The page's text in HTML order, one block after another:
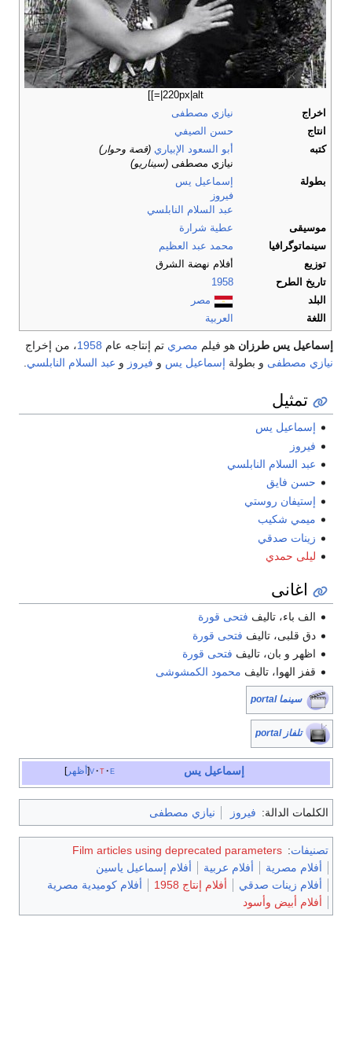
|220px|alt=]]
اخراج
نيازي مصطفى
انتاج
حسن الصيفي
كتبه
أبو السعود الإبياري (قصة وحوار)
نيازي مصطفى (سيناريو)
بطولة
إسماعيل يس
فيروز
عبد السلام النابلسي
موسيقى
عطية شرارة
سينماتوگرافيا
محمد عبد العظيم
توزيع
أفلام نهضة الشرق
تاريخ الطرح
1958
البلد
مصر
اللغة
العربية
إسماعيل يس طرزان هو فيلم مصري تم إنتاجه عام 1958، من إخراج
نيازي مصطفى و بطولة إسماعيل يس و فيروز و عبد السلام النابلسي
تمثيل
إسماعيل يس
فيروز
عبد السلام النابلسي
حسن فايق
إستيفان روستي
ميمي شكيب
زينات صدقي
ليلى حمدي
اغانى
الف باء، تاليف فتحى قورة
دق قلبى، تاليف فتحى قورة
اظهر و بان، تاليف فتحى قورة
قفز الهوا، تاليف محمود الكمشوشى
سينما portal
تلفاز portal
أظهر v t e إسماعيل يس
الكلمات الدالة: فيروز نيازي مصطفى
تصنيفات:
Film articles using deprecated parameters
أفلام مصرية
أفلام عربية
أفلام إسماعيل ياسين
أفلام زينات صدقي
أفلام إنتاج 1958
أفلام كوميدية مصرية
أفلام أبيض وأسود